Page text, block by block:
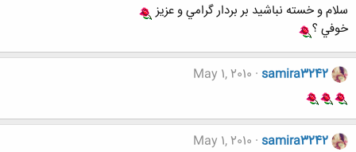
سلام و خسته نباشيد بر بردار گرامي و عزيز
خوفي ؟
samira3242
May 1, 2010
samira3242
May 1, 2010